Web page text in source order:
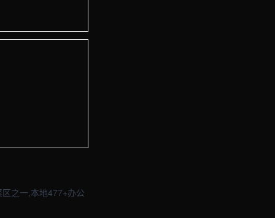
品牌官网定制 · 现场图2
之一,本地477+办公